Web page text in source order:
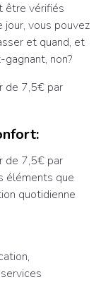
être vérifiés
vous pouvez
et quand, et
non?
de 7,5€ par
de 7,5€ par
éléments que
quotidienne